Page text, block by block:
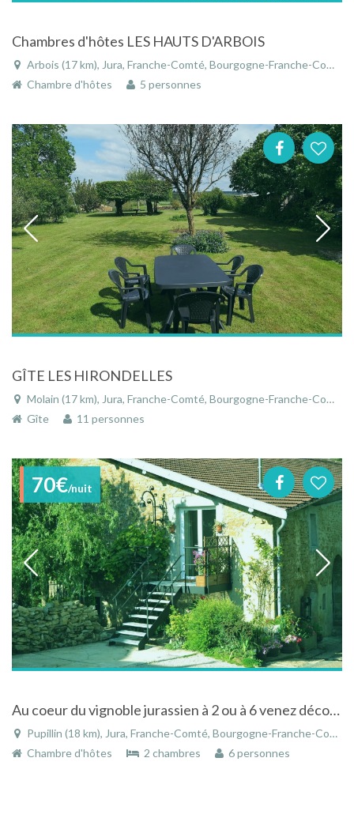
Chambres d'hôtes LES HAUTS D'ARBOIS
Arbois (17 km), Jura, Franche-Comté, Bourgogne-Franche-Comté, France
Chambre d'hôtes
5 personnes
GÎTE LES HIRONDELLES
Molain (17 km), Jura, Franche-Comté, Bourgogne-Franche-Comté, France
Gîte
11 personnes
70€/nuit
Au coeur du vignoble jurassien à 2 ou à 6 venez découvrir LE VIEUX PRESSOIR
Pupillin (18 km), Jura, Franche-Comté, Bourgogne-Franche-Comté, France
Chambre d'hôtes
2 chambres 6 personnes